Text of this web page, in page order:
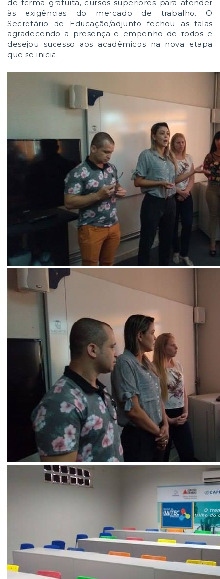
de forma gratuita, cursos superiores para atender
às exigências do mercado de trabalho. O
Secretário de Educação/adjunto fechou as falas
agradecendo a presença e empenho de todos e
desejou sucesso aos acadêmicos na nova etapa
que se inicia.